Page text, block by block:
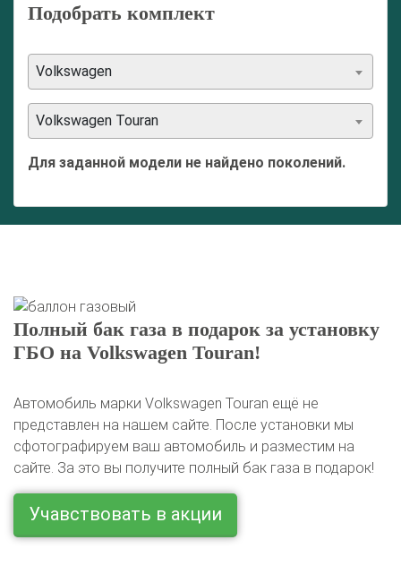
Подобрать комплект
Volkswagen
Volkswagen Touran
Для заданной модели не найдено поколений.
Полный бак газа в подарок за установку
ГБО на Volkswagen Touran!
Автомобиль марки Volkswagen Touran ещё не
представлен на нашем сайте. После установки мы
сфотографируем ваш автомобиль и разместим на
сайте. За это вы получите полный бак газа в подарок!
Учавствовать в акции